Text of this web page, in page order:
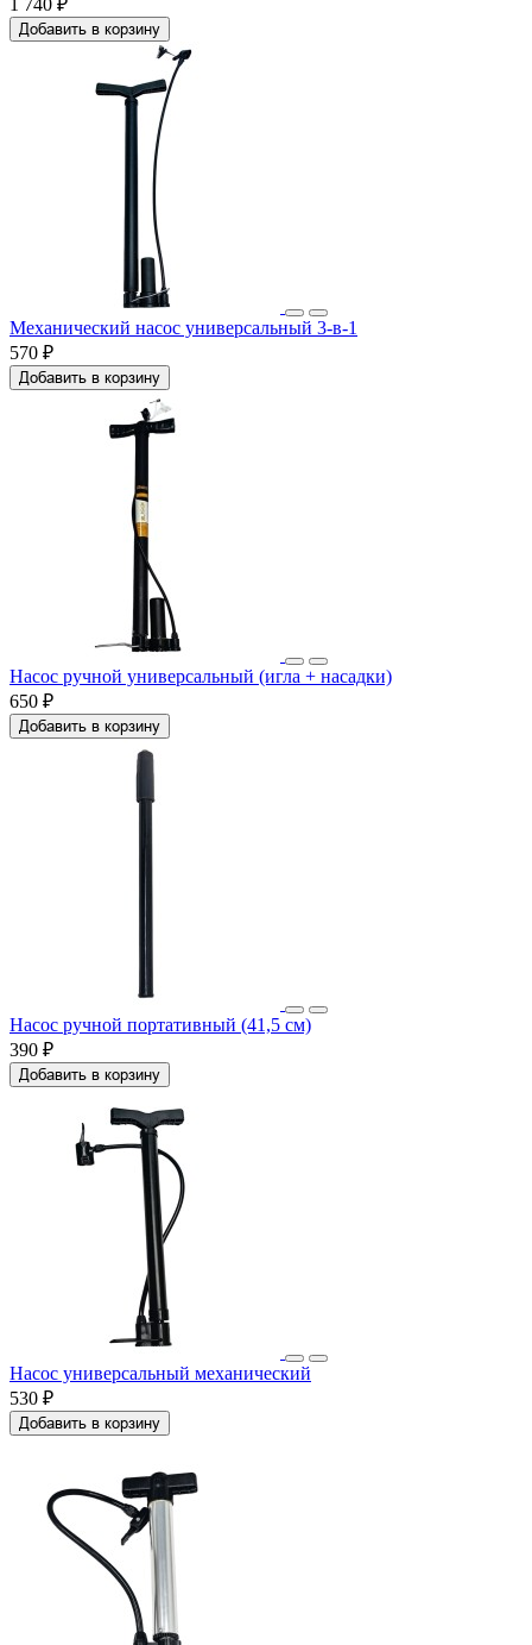
Добавить в корзину
Механический насос универсальный 3-в-1
570 ₽
Добавить в корзину
Насос ручной универсальный (игла + насадки)
650 ₽
Добавить в корзину
Насос ручной портативный (41,5 см)
390 ₽
Добавить в корзину
Насос универсальный механический
530 ₽
Добавить в корзину